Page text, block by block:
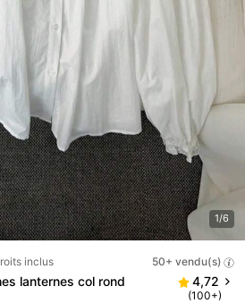
1/6
inclus 50+ vendu(s)
lanternes col rond
4,72
(100+)